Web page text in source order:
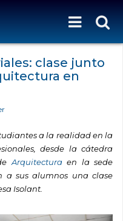
clase junto
en
a la realidad en la
desde la cátedra
Arquitecturaen la sede
a sus alumnos una clase
Isolant.